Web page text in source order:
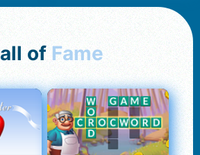
Hall of Fame